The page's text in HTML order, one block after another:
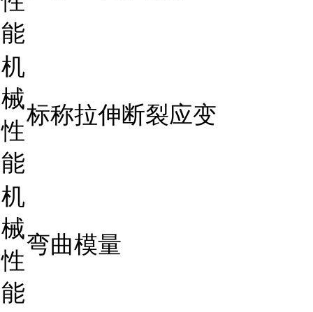
能
机
械
性
能
标称拉伸断裂应变
机
械
性
能
弯曲模量